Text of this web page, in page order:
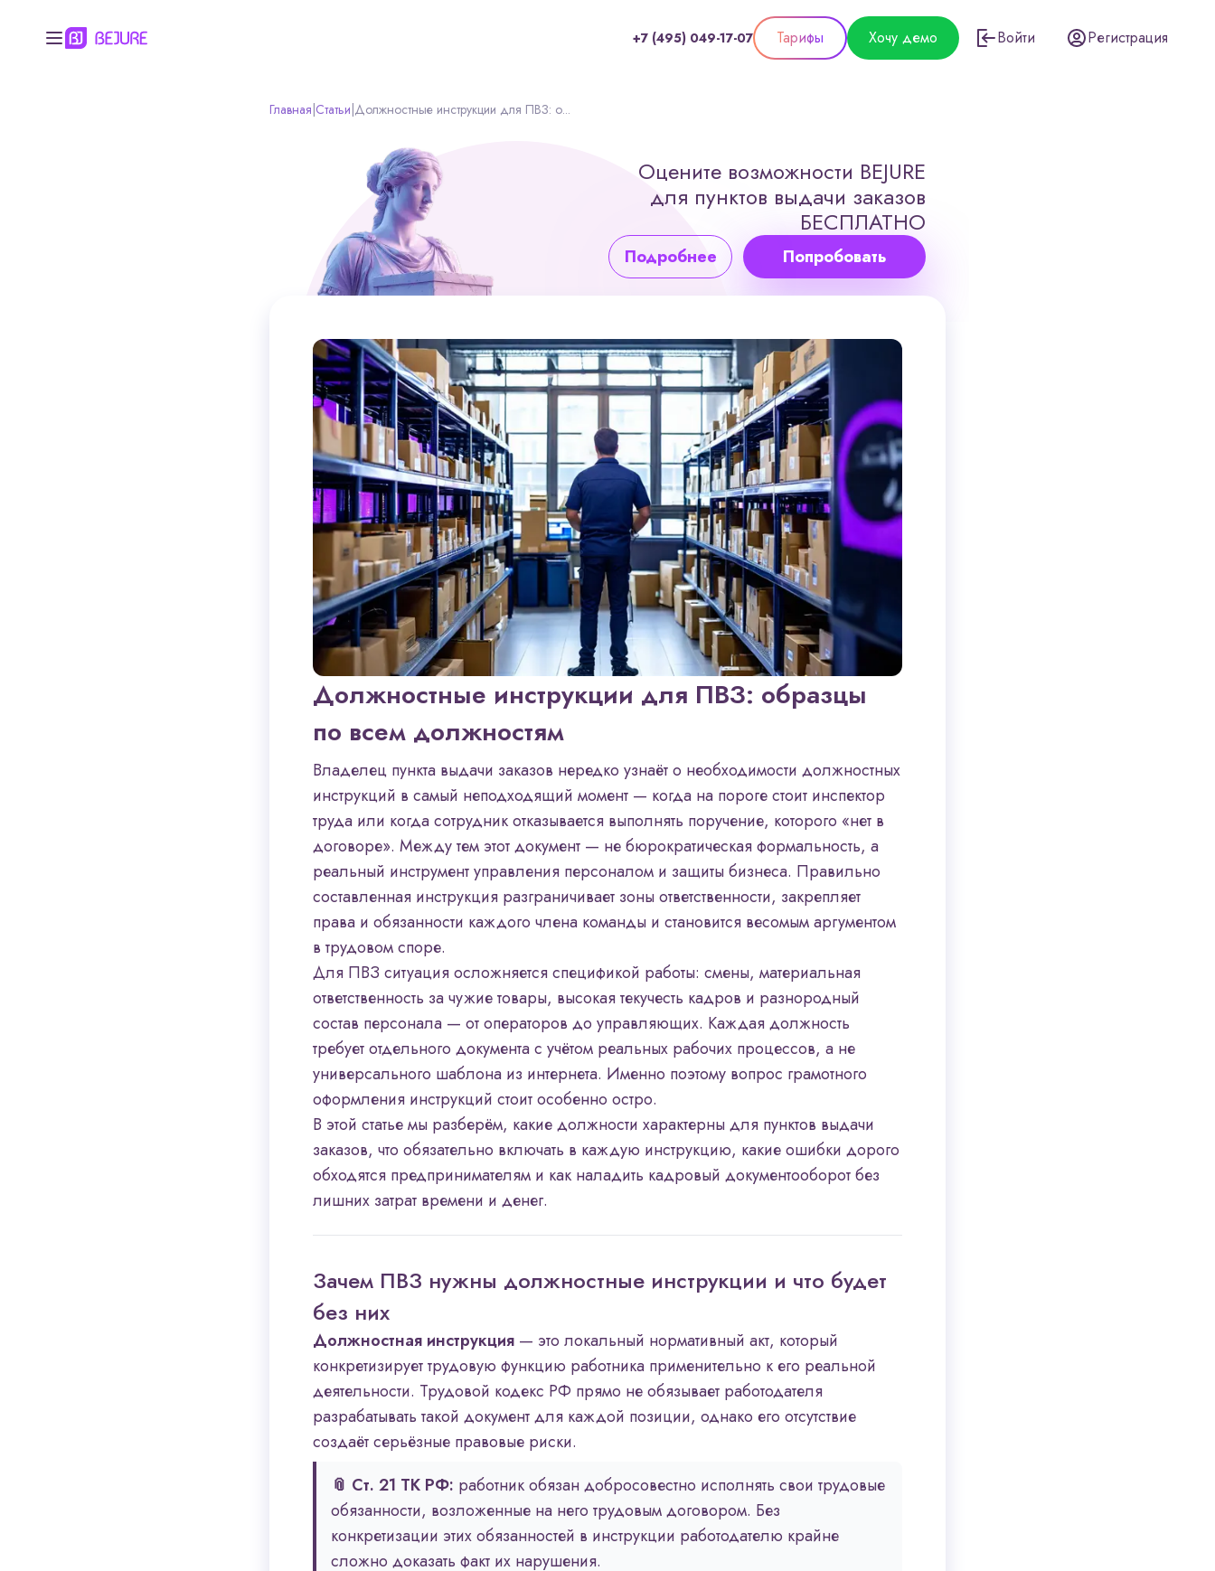
+7 (495) 049-17-07 Тарифы Хочу демо Войти Регистрация
Главная Статьи Должностные инструкции для ПВЗ: о...
Оцените возможности BEJURE
для пунктов выдачи заказов
БЕСПЛАТНО
Подробнее Попробовать
Должностные инструкции для ПВЗ: образцы
по всем должностям
Владелец пункта выдачи заказов нередко узнаёт о необходимости должностных
инструкций в самый неподходящий момент — когда на пороге стоит инспектор
труда или когда сотрудник отказывается выполнять поручение, которого «нет в
договоре». Между тем этот документ — не бюрократическая формальность, а
реальный инструмент управления персоналом и защиты бизнеса. Правильно
составленная инструкция разграничивает зоны ответственности, закрепляет
права и обязанности каждого члена команды и становится весомым аргументом
в трудовом споре.
Для ПВЗ ситуация осложняется спецификой работы: смены, материальная
ответственность за чужие товары, высокая текучесть кадров и разнородный
состав персонала — от операторов до управляющих. Каждая должность
требует отдельного документа с учётом реальных рабочих процессов, а не
универсального шаблона из интернета. Именно поэтому вопрос грамотного
оформления инструкций стоит особенно остро.
В этой статье мы разберём, какие должности характерны для пунктов выдачи
заказов, что обязательно включать в каждую инструкцию, какие ошибки дорого
обходятся предпринимателям и как наладить кадровый документооборот без
лишних затрат времени и денег.
Зачем ПВЗ нужны должностные инструкции и что будет
без них
Должностная инструкция — это локальный нормативный акт, который
конкретизирует трудовую функцию работника применительно к его реальной
деятельности. Трудовой кодекс РФ прямо не обязывает работодателя
разрабатывать такой документ для каждой позиции, однако его отсутствие
создаёт серьёзные правовые риски.
📎 Ст. 21 ТК РФ: работник обязан добросовестно исполнять свои трудовые
обязанности, возложенные на него трудовым договором. Без
конкретизации этих обязанностей в инструкции работодателю крайне
сложно доказать факт их нарушения.